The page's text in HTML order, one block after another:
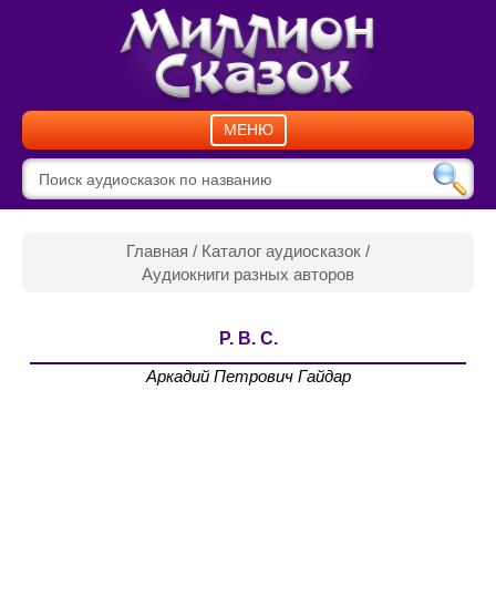
МЕНЮ
Главная / Каталог аудиосказок /
Аудиокниги разных авторов
Р. В. С.
Аркадий Петрович Гайдар